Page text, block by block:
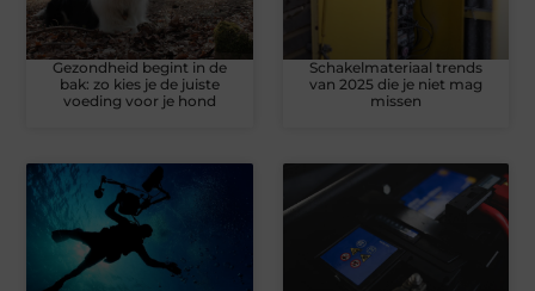
Gezondheid begint in de
bak: zo kies je de juiste
voeding voor je hond
Schakelmateriaal trends
van 2025 die je niet mag
missen